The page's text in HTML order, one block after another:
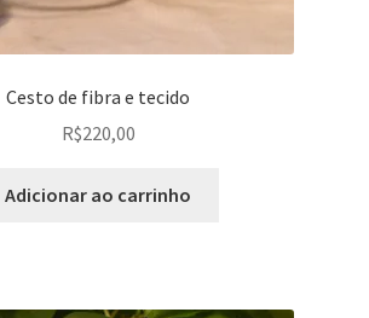
Cesto de fibra e tecido
R$220,00
Adicionar ao carrinho